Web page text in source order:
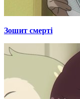
Зошит смерті